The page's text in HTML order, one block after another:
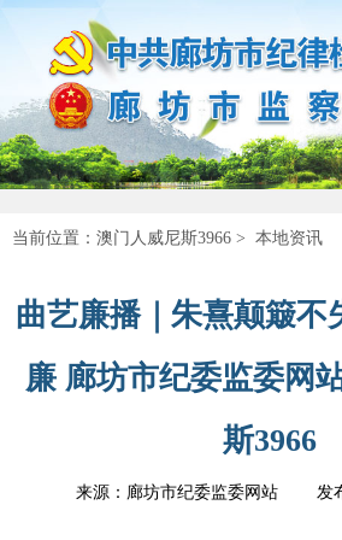
当前位置： 澳门人威尼斯3966 > 本地资讯
曲艺廉播｜朱熹颠簸不
廉 廊坊市纪委监委网
斯3966
来源：廊坊市纪委监委网站 发